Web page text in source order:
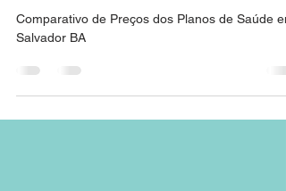
5 de jan. de 2025
2 min de leitura
Planos de Saúde em Salvador